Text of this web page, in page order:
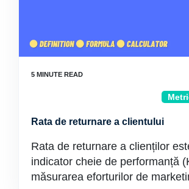
Rata de returnare a clientului
Rata de returnare a clienților
indicator cheie de performanță
măsurarea eforturilor de